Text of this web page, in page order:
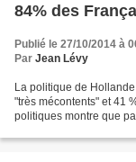
84% des
Publié le 27/10/2014 à
Par Jean Lévy
La politique de
"très mécontents" et 41
politiques montre que